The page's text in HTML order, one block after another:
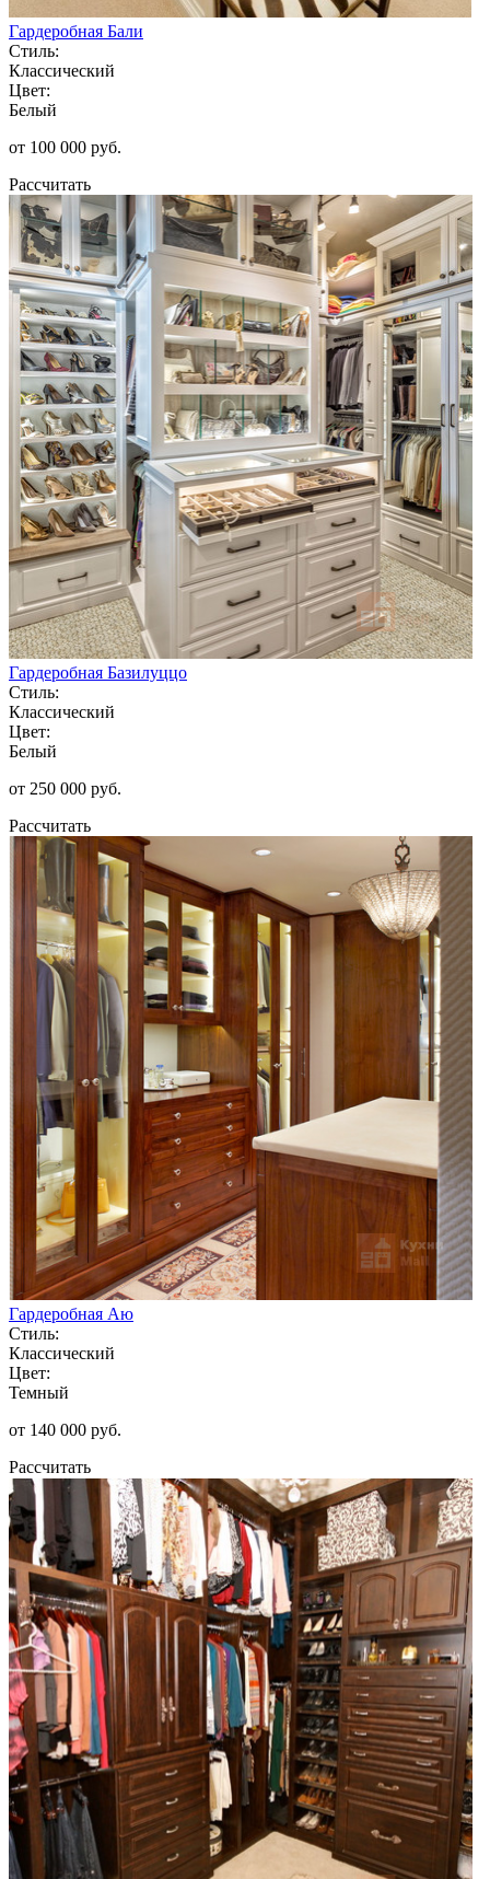
Гардеробная Бали
Стиль:
Классический
Цвет:
Белый
от 100 000 руб.
Рассчитать
Гардеробная Базилуццо
Стиль:
Классический
Цвет:
Белый
от 250 000 руб.
Рассчитать
Гардеробная Аю
Стиль:
Классический
Цвет:
Темный
от 140 000 руб.
Рассчитать